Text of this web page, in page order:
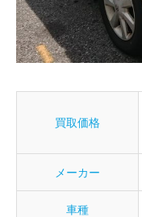
買取価格
メーカー
車種